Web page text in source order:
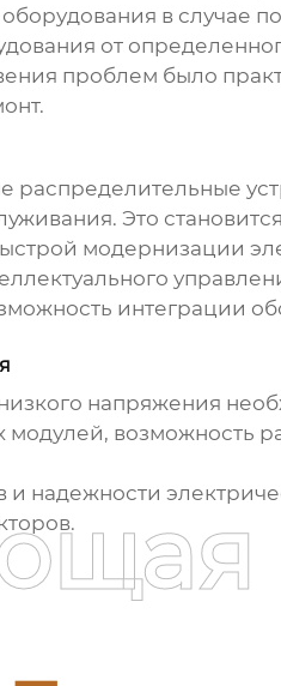
в случае
от
проблем было
распределительные
Это
модернизации
интеграции
напряжения
возможность
и надежности